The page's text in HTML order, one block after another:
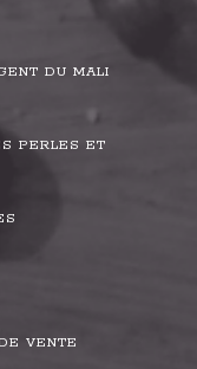
DU MALI
PERLES ET
VENTE